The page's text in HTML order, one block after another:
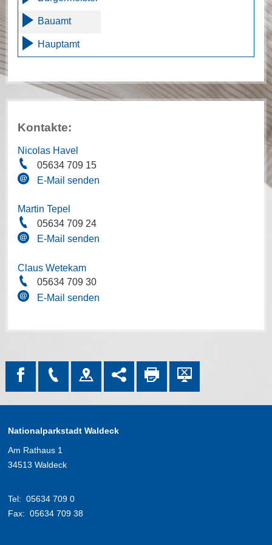
Bauamt
Hauptamt
Kontakte:
Nicolas Havel
05634 709 15
E-Mail senden
Martin Tepel
05634 709 24
E-Mail senden
Claus Wetekam
05634 709 30
E-Mail senden
Nationalparkstadt Waldeck
Am Rathaus 1
34513 Waldeck
Tel: 05634 709 0
Fax: 05634 709 38